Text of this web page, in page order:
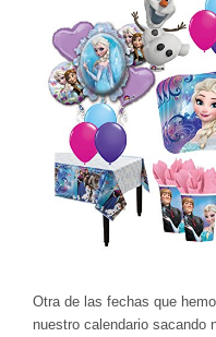
Otra de las fechas que
nuestro calendario sacando